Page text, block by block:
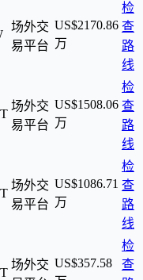
场外交
易平台
US$2170.86
万
检
查
路
线
场外交
易平台
US$1508.06
万
检
查
路
线
场外交
易平台
US$1086.71
万
检
查
路
线
场外交 US$357.58
检
查